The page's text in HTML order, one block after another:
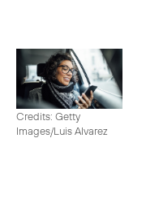
Credits: Getty
Images/Luis Alvarez